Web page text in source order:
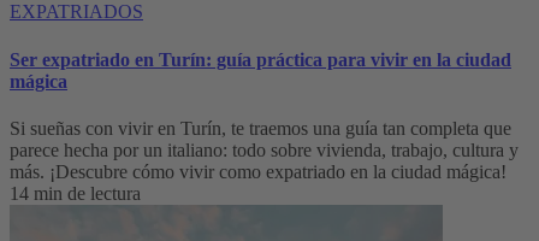
EXPATRIADOS
Ser expatriado en Turín: guía práctica para vivir en la ciudad
mágica
Si sueñas con vivir en Turín, te traemos una guía tan completa que
parece hecha por un italiano: todo sobre vivienda, trabajo, cultura y
más. ¡Descubre cómo vivir como expatriado en la ciudad mágica!
14 min de lectura